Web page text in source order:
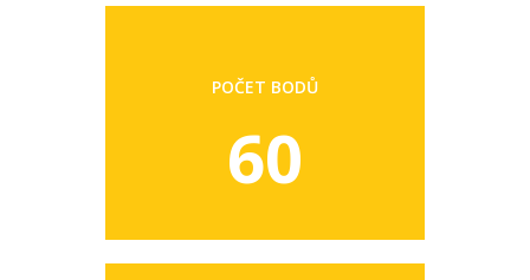
POČET BODŮ
60